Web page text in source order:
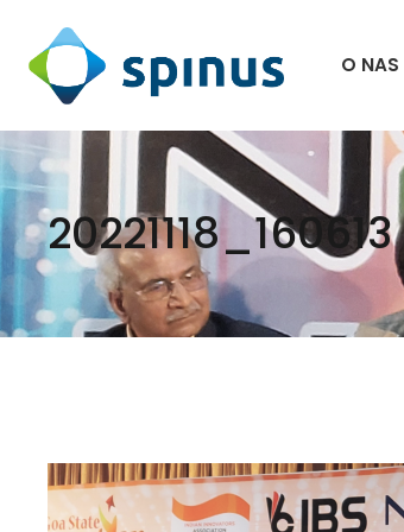
O NAS